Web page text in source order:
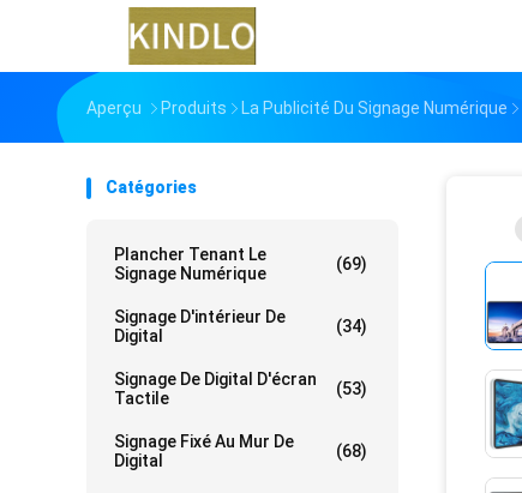
Aperçu Produits La Publicité Du Signage Numérique
Catégories
Plancher Tenant Le
Signage Numérique
(69)
Signage D'intérieur De
Digital
(34)
Signage De Digital D'écran
Tactile
(53)
Signage Fixé Au Mur De
Digital
(68)